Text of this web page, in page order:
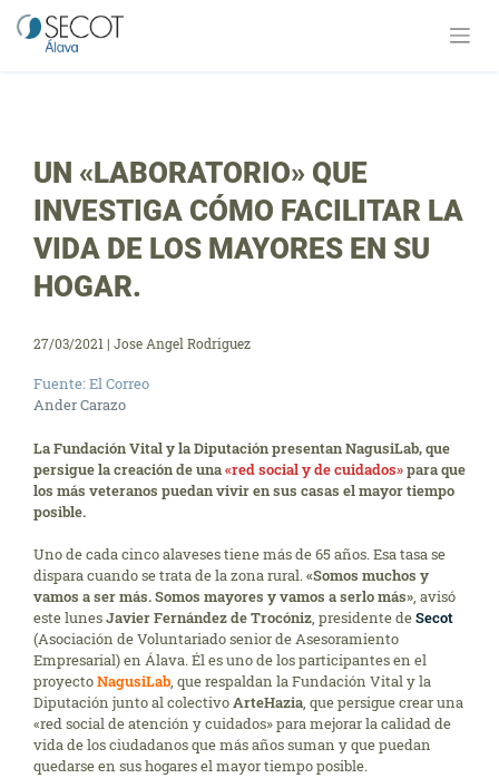
contenido
UN «LABORATORIO» QUE
INVESTIGA CÓMO FACILITAR LA
VIDA DE LOS MAYORES EN SU
HOGAR.
27/03/2021 | Jose Angel Rodriguez
Fuente: El Correo
Ander Carazo
La Fundación Vital y la Diputación presentan NagusiLab, que
persigue la creación de una«red social y de cuidados»para que
los más veteranos puedan vivir en sus casas el mayor tiempo
posible.
Uno de cada cinco alaveses tiene más de 65 años. Esa tasa se
dispara cuando se trata de la zona rural.«Somos muchos y
vamos a ser más. Somos mayores y vamos a serlo más», avisó
este lunesJavier Fernández de Trocóniz, presidente deSecot
(Asociación de Voluntariado senior de Asesoramiento
Empresarial) en Álava. Él es uno de los participantes en el
proyectoNagusiLab, que respaldan la Fundación Vital y la
Diputación junto al colectivoArteHazia, que persigue crear una
«red social de atención y cuidados» para mejorar la calidad de
vida de los ciudadanos que más años suman y que puedan
quedarse en sus hogares el mayor tiempo posible.